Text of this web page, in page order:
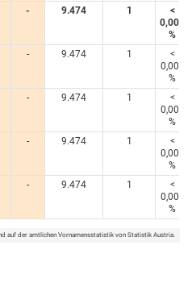
- 9.474 1
<
0,005
%
- 9.474 1
<
0,005
%
- 9.474 1
<
0,005
%
- 9.474 1
<
0,005
%
- 9.474 1
<
0,005
%
auf der amtlichen Vornamensstatistik von Statistik Austria.